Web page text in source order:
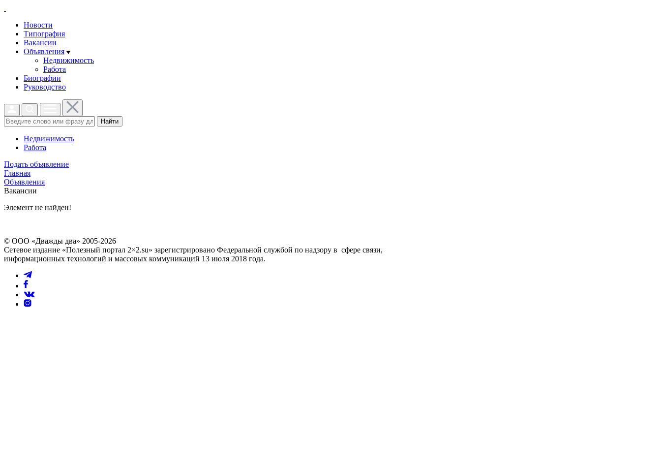
Новости
Типография
Вакансии
Объявления
Недвижимость
Работа
Биографии
Руководство
Найти
Недвижимость
Работа
Подать объявление
Главная
Объявления
Вакансии
Элемент не найден!
© ООО «Дважды два» 2005-2026
Сетевое издание «Полезный портал 2×2.su» зарегистрировано Федеральной службой по надзору в сфере связи,
информационных технологий и массовых коммуникаций 13 июля 2018 года.